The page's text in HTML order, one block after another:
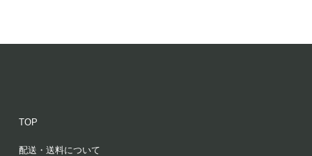
TOP
配送・送料について